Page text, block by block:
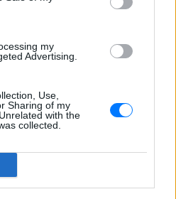
my
Advertising.
Use,
Sharing of my
with the
collected.
Η πιο ωραία
τελευταίων ετών
είναι μια όαση
μουσική